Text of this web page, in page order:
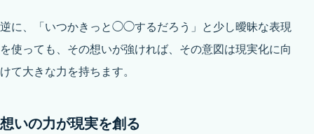
逆に、「いつかきっと◯◯するだろう」と少し曖昧な表現
を使っても、その想いが強ければ、その意図は現実化に向
けて大きな力を持ちます。
想いの力が現実を創る